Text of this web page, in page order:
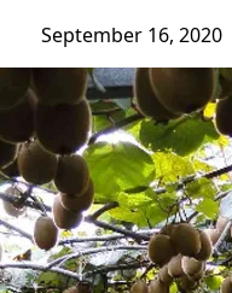
September 16, 2020